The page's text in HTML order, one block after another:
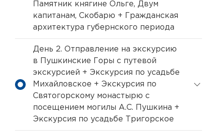
Памятник княгине Ольге, Двум
капитанам, Скобарю + Гражданская
архитектура губернского периода
День 2. Отправление на экскурсию
в Пушкинские Горы с путевой
экскурсией + Экскурсия по усадьбе
Михайловское + Экскурсия по
Святогорскому монастырю с
посещением могилы А.С. Пушкина +
Экскурсия по усадьбе Тригорское